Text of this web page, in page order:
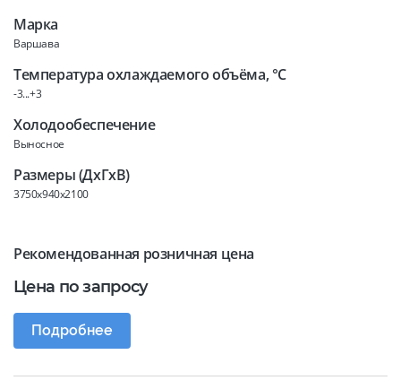
Марка
Варшава
Температура охлаждаемого объёма, °C
-3...+3
Холодообеспечение
Выносное
Размеры (ДхГхВ)
3750x940x2100
Рекомендованная розничная цена
Цена по запросу
Подробнее